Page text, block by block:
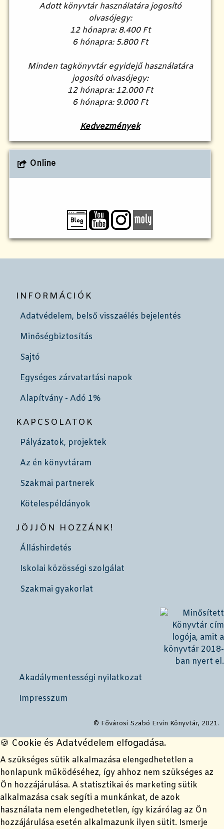
Adott könyvtár használatára jogosító
olvasójegy:
12 hónapra: 8.400 Ft
6 hónapra: 5.800 Ft
Minden tagkönyvtár egyidejű használatára
jogosító olvasójegy:
12 hónapra: 12.000 Ft
6 hónapra: 9.000 Ft
Kedvezmények
Online
INFORMÁCIÓK
Adatvédelem, belső visszaélés bejelentés
Minőségbiztosítás
Sajtó
Egységes zárvatartási napok
Alapítvány - Adó 1%
KAPCSOLATOK
Pályázatok, projektek
Az én könyvtáram
Szakmai partnerek
Kötelespéldányok
JÖJJÖN HOZZÁNK!
Álláshirdetés
Iskolai közösségi szolgálat
Szakmai gyakorlat
Akadálymentességi nyilatkozat
Impresszum
© Fővárosi Szabó Ervin Könyvtár, 2021.
🍪 Cookie és Adatvédelem elfogadása.
A szükséges sütik alkalmazása elengedhetetlen a
honlapunk működéséhez, így ahhoz nem szükséges az
Ön hozzájárulása. A statisztikai és marketing sütik
alkalmazása csak segíti a munkánkat, de azok
használata nem elengedhetetlen, így kizárólag az Ön
hozzájárulása esetén alkalmazunk ilyen sütit. Ismerje